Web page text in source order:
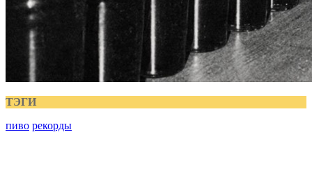
ТЭГИ
пиво рекорды